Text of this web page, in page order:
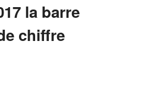
la barre
chiffre